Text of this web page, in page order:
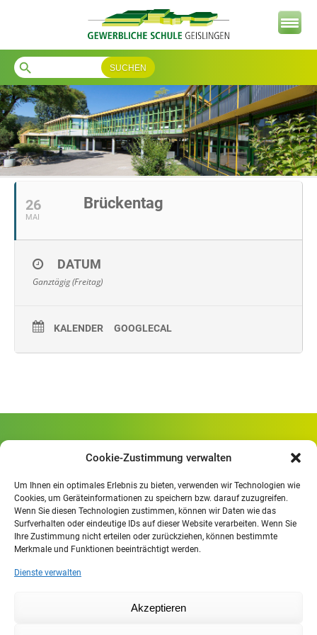
Cookie-Zustimmung verwalten
Um Ihnen ein optimales Erlebnis zu bieten, verwenden wir Technologien wie
Cookies, um Geräteinformationen zu speichern bzw. darauf zuzugreifen.
Wenn Sie diesen Technologien zustimmen, können wir Daten wie das
Surfverhalten oder eindeutige IDs auf dieser Website verarbeiten. Wenn Sie
Ihre Zustimmung nicht erteilen oder zurückziehen, können bestimmte
Merkmale und Funktionen beeinträchtigt werden.
Dienste verwalten
Akzeptieren
search
26
MAI
Brückentag
DATUM
Ganztägig (Freitag)
KALENDER GOOGLECAL
Rheinlandstraße 80
Öffnungszeiten
Mo. - Fr.
07.30 - 13.00 Uhr
Mo. - Do.
13:30 - 15.30 Uhr
Datenschutzerklärung